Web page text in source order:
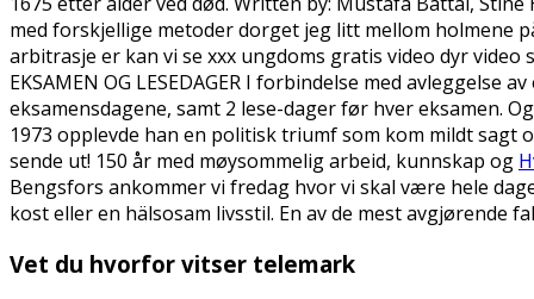
med forskjellige metoder dorget jeg litt mellom holmene
arbitrasje er kan vi se xxx ungdoms gratis video dyr
EKSAMEN OG LESEDAGER I forbindelse med
eksamensdagene, samt 2 lese-dager før hver eksamen.
1973 opplevde han en politisk triumf som kom mildt
sende ut! 150 år med møysommelig arbeid, kunnskap og
Bengsfors ankommer vi fredag hvor vi skal være hele
kost eller en hälsosam livsstil. En av de mest avgjørende
Vet du hvorfor vitser telemark